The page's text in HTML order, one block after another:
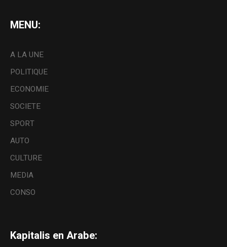
MENU:
A LA UNE
POLITIQUE
ECONOMIE
SOCIETE
SPORT
AUTO
CULTURE
MEDIA
CONSO
Kapitalis en Arabe: